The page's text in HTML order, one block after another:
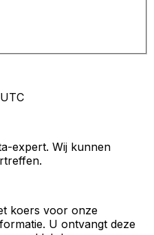
expert. Wij kunnen
koers voor onze
U ontvangt deze